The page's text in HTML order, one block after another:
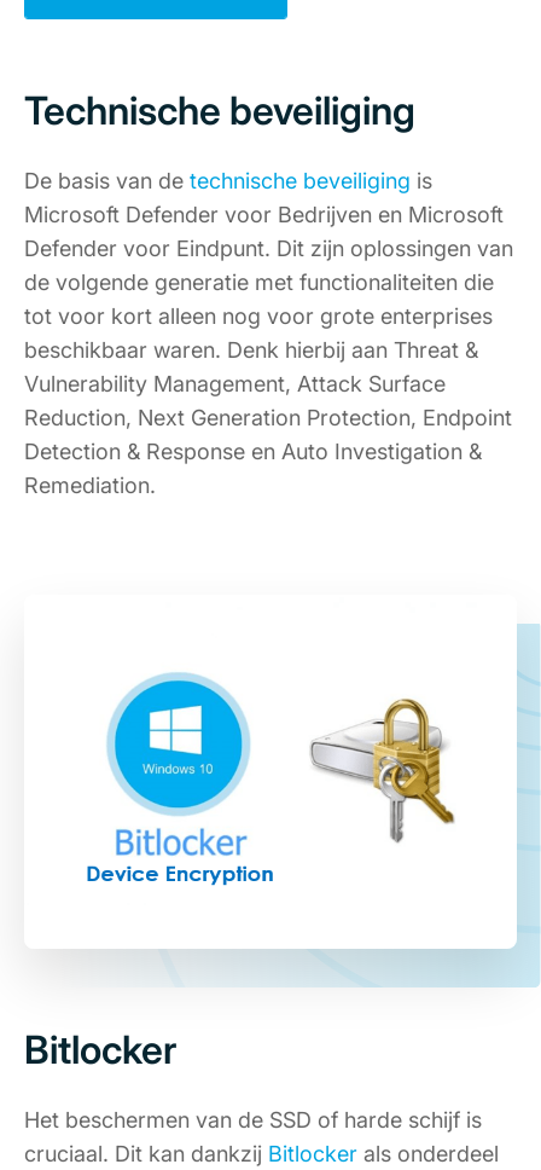
Technische beveiliging
De basis van de technische beveiliging is
Microsoft Defender voor Bedrijven en Microsoft
Defender voor Eindpunt. Dit zijn oplossingen van
de volgende generatie met functionaliteiten die
tot voor kort alleen nog voor grote enterprises
beschikbaar waren. Denk hierbij aan Threat &
Vulnerability Management, Attack Surface
Reduction, Next Generation Protection, Endpoint
Detection & Response en Auto Investigation &
Remediation.
Bitlocker
Het beschermen van de SSD of harde schijf is
cruciaal. Dit kan dankzij Bitlocker als onderdeel